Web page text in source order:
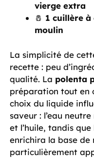
vierge extra
🧂 1 cuillère à
moulin
La simplicité de
recette : peu
qualité. La polenta
préparation tout en
choix du liquide
saveur : l’eau
et l’huile, tandis que
enrichira la base de
particulièrement